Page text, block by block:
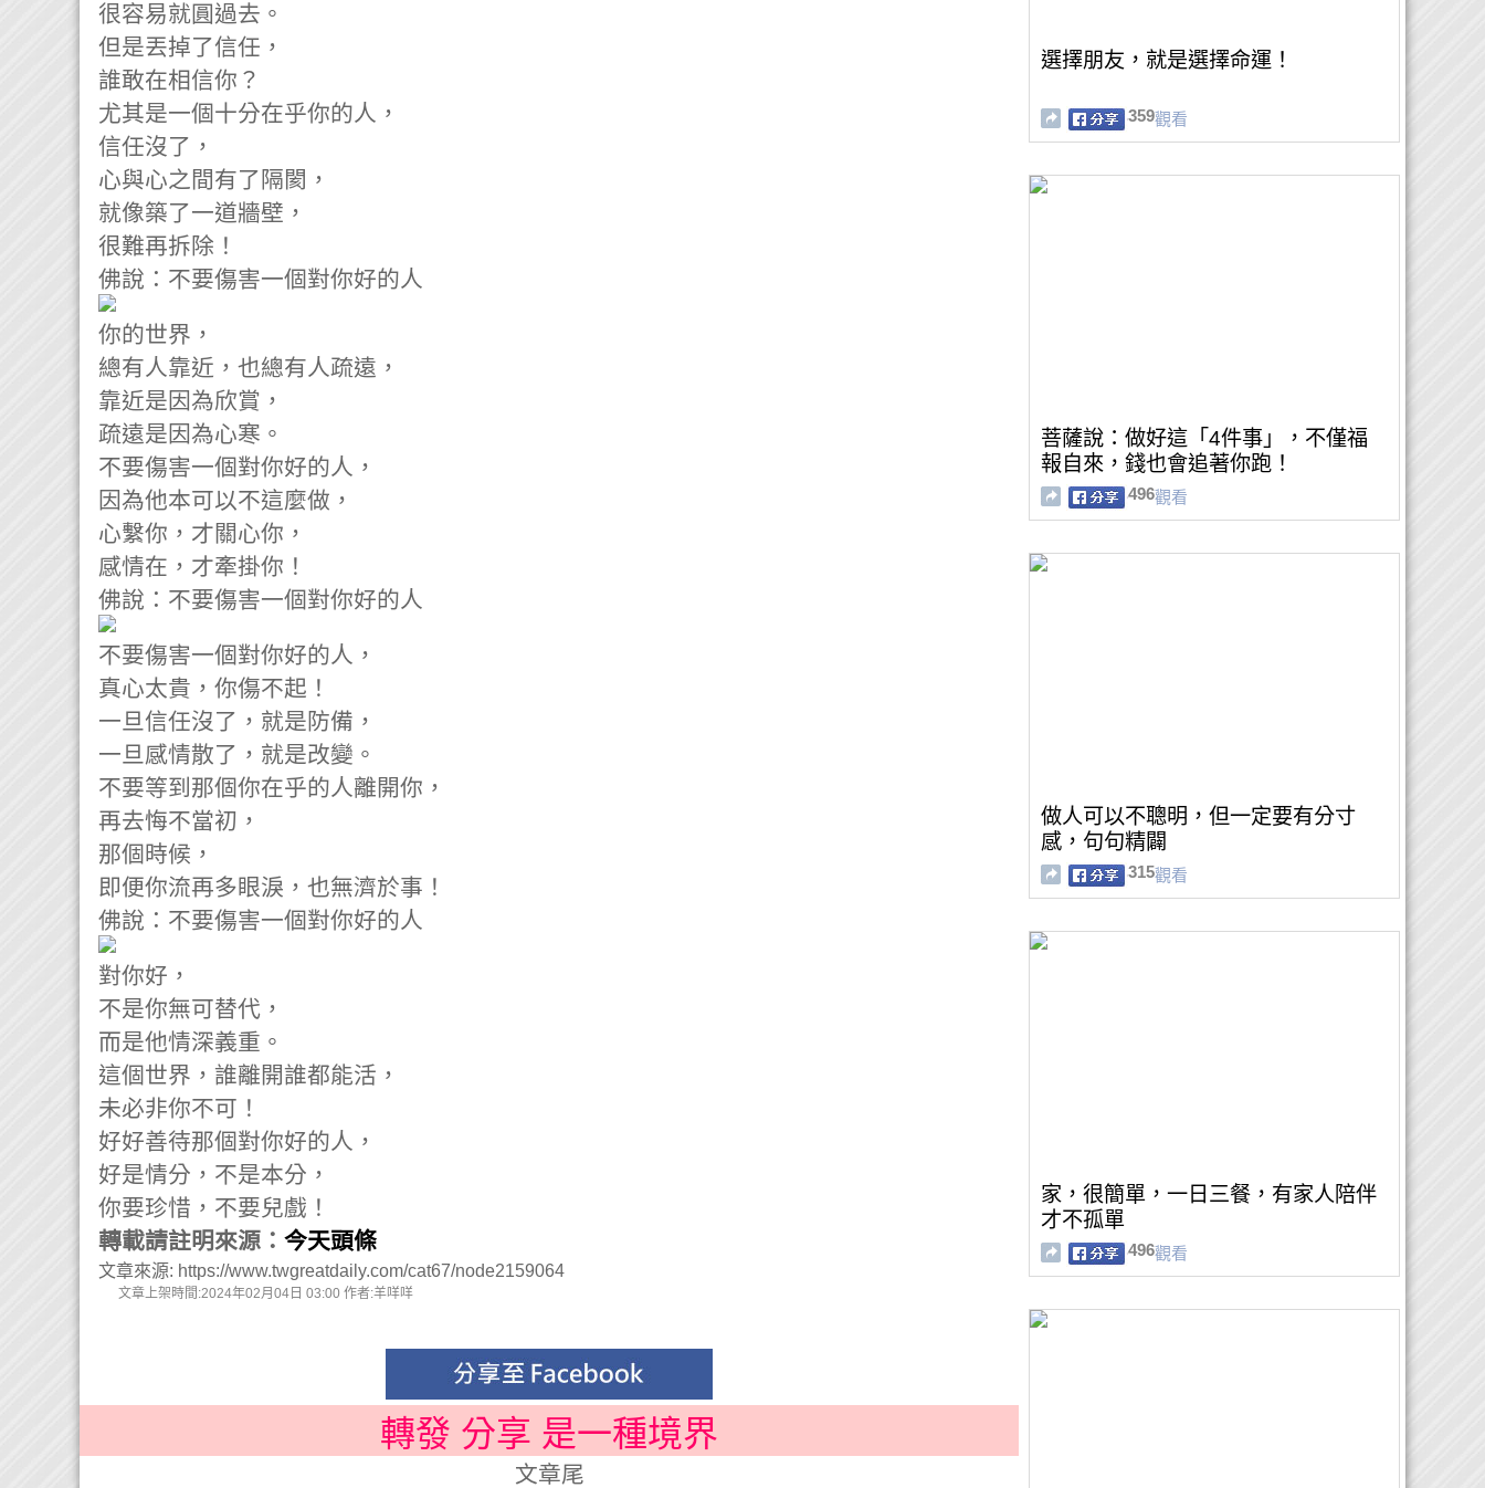
很容易就圓過去。
但是丟掉了信任，
誰敢在相信你？
尤其是一個十分在乎你的人，
信任沒了，
心與心之間有了隔閡，
就像築了一道牆壁，
很難再拆除！
佛說：不要傷害一個對你好的人
你的世界，
總有人靠近，也總有人疏遠，
靠近是因為欣賞，
疏遠是因為心寒。
不要傷害一個對你好的人，
因為他本可以不這麼做，
心繫你，才關心你，
感情在，才牽掛你！
佛說：不要傷害一個對你好的人
不要傷害一個對你好的人，
真心太貴，你傷不起！
一旦信任沒了，就是防備，
一旦感情散了，就是改變。
不要等到那個你在乎的人離開你，
再去悔不當初，
那個時候，
即便你流再多眼淚，也無濟於事！
佛說：不要傷害一個對你好的人
對你好，
不是你無可替代，
而是他情深義重。
這個世界，誰離開誰都能活，
未必非你不可！
好好善待那個對你好的人，
好是情分，不是本分，
你要珍惜，不要兒戲！
轉載請註明來源： 今天頭條
文章來源: https://www.twgreatdaily.com/cat67/node2159064
文章上架時間:2024年02月04日 03:00 作者:羊咩咩
轉發 分享 是一種境界
文章尾
選擇朋友，就是選擇命運！
359觀看
菩薩說：做好這「4件事」，不僅福
報自來，錢也會追著你跑！
496觀看
做人可以不聰明，但一定要有分寸
感，句句精闢
315觀看
家，很簡單，一日三餐，有家人陪伴
才不孤單
496觀看